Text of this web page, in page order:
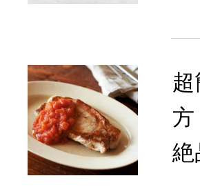
絶